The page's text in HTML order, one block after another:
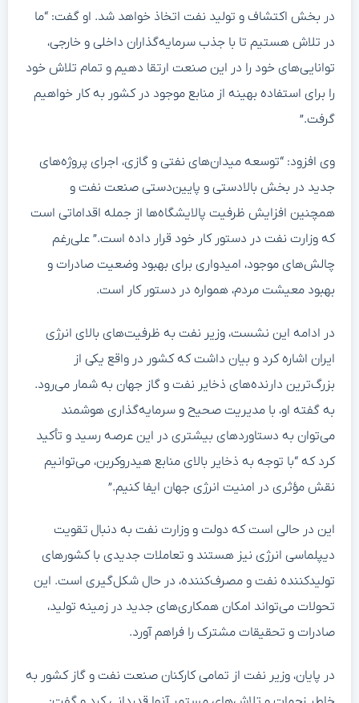
در بخش اکتشاف و تولید نفت اتخاذ خواهد شد. او گفت: “ما
در تلاش هستیم تا با جذب سرمایه‌گذاران داخلی و خارجی،
توانایی‌های خود را در این صنعت ارتقا دهیم و تمام تلاش خود
را برای استفاده بهینه از منابع موجود در کشور به کار خواهیم
گرفت.”
وی افزود: “توسعه میدان‌های نفتی و گازی، اجرای پروژه‌های
جدید در بخش بالادستی و پایین‌دستی صنعت نفت و
همچنین افزایش ظرفیت پالایشگاه‌ها از جمله اقداماتی است
که وزارت نفت در دستور کار خود قرار داده است.” علی‌رغم
چالش‌های موجود، امیدواری برای بهبود وضعیت صادرات و
بهبود معیشت مردم، همواره در دستور کار است.
در ادامه این نشست، وزیر نفت به ظرفیت‌های بالای انرژی
ایران اشاره کرد و بیان داشت که کشور در واقع یکی از
بزرگ‌ترین دارنده‌های ذخایر نفت و گاز جهان به شمار می‌رود.
به گفته او، با مدیریت صحیح و سرمایه‌گذاری هوشمند
می‌توان به دستاوردهای بیشتری در این عرصه رسید و تأکید
کرد که “با توجه به ذخایر بالای منابع هیدروکربن، می‌توانیم
نقش مؤثری در امنیت انرژی جهان ایفا کنیم.”
این در حالی است که دولت و وزارت نفت به دنبال تقویت
دیپلماسی انرژی نیز هستند و تعاملات جدیدی با کشورهای
تولیدکننده نفت و مصرف‌کننده، در حال شکل‌گیری است. این
تحولات می‌تواند امکان همکاری‌های جدید در زمینه تولید،
صادرات و تحقیقات مشترک را فراهم آورد.
در پایان، وزیر نفت از تمامی کارکنان صنعت نفت و گاز کشور به